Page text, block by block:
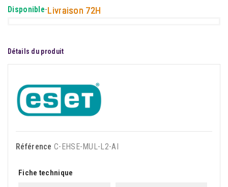
Disponible-Livraison 72H
Détails du produit
Référence C-EHSE-MUL-L2-AI
Fiche technique